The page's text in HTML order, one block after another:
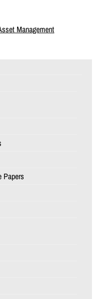
Management
Papers